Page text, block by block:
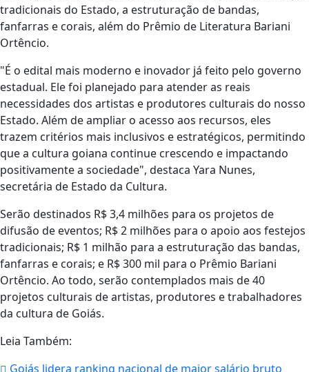
tradicionais do Estado, a estruturação de bandas,
fanfarras e corais, além do Prêmio de Literatura Bariani
Ortêncio.
"É o edital mais moderno e inovador já feito pelo governo
estadual. Ele foi planejado para atender as reais
necessidades dos artistas e produtores culturais do nosso
Estado. Além de ampliar o acesso aos recursos, eles
trazem critérios mais inclusivos e estratégicos, permitindo
que a cultura goiana continue crescendo e impactando
positivamente a sociedade", destaca Yara Nunes,
secretária de Estado da Cultura.
Serão destinados R$ 3,4 milhões para os projetos de
difusão de eventos; R$ 2 milhões para o apoio aos festejos
tradicionais; R$ 1 milhão para a estruturação das bandas,
fanfarras e corais; e R$ 300 mil para o Prêmio Bariani
Ortêncio. Ao todo, serão contemplados mais de 40
projetos culturais de artistas, produtores e trabalhadores
da cultura de Goiás.
Leia Também:
Goiás lidera ranking nacional de maior salário bruto